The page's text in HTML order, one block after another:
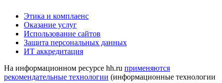
Этика и комплаенс
Оказание услуг
Использование сайтов
Защита персональных данных
ИТ аккредитация
На информационном ресурсе hh.ru применяются
рекомендательные технологии (информационные технологии